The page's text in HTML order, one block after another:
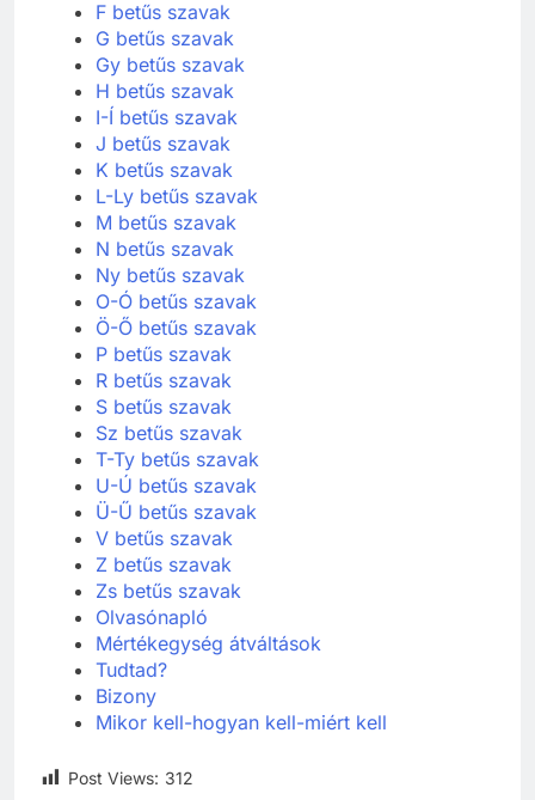
F betűs szavak
G betűs szavak
Gy betűs szavak
H betűs szavak
I-Í betűs szavak
J betűs szavak
K betűs szavak
L-Ly betűs szavak
M betűs szavak
N betűs szavak
Ny betűs szavak
O-Ó betűs szavak
Ö-Ő betűs szavak
P betűs szavak
R betűs szavak
S betűs szavak
Sz betűs szavak
T-Ty betűs szavak
U-Ú betűs szavak
Ü-Ű betűs szavak
V betűs szavak
Z betűs szavak
Zs betűs szavak
Olvasónapló
Mértékegység átváltások
Tudtad?
Bizony
Mikor kell-hogyan kell-miért kell
Post Views: 312